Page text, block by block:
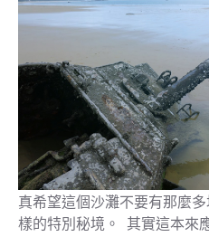
真希望這個沙灘不要有那麼
樣的特別秘境。 其實這本來